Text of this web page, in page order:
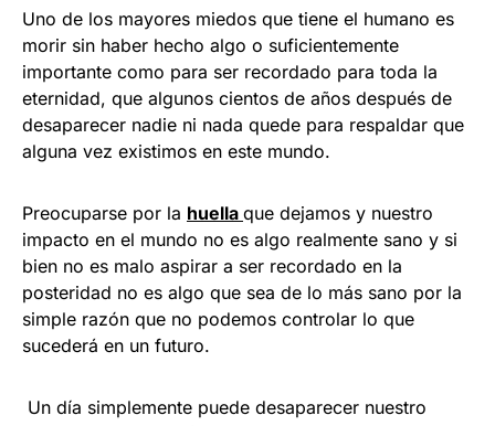
Uno de los mayores miedos que tiene el humano es
morir sin haber hecho algo o suficientemente
importante como para ser recordado para toda la
eternidad, que algunos cientos de años después de
desaparecer nadie ni nada quede para respaldar que
alguna vez existimos en este mundo.
Preocuparse por la huella que dejamos y nuestro
impacto en el mundo no es algo realmente sano y si
bien no es malo aspirar a ser recordado en la
posteridad no es algo que sea de lo más sano por la
simple razón que no podemos controlar lo que
sucederá en un futuro.
Un día simplemente puede desaparecer nuestro